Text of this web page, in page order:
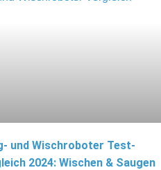
und Wischroboter Test-
2024: Wischen & Saugen